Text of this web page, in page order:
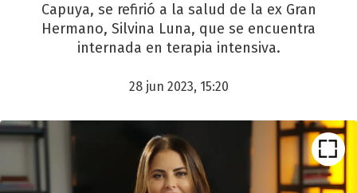
Capuya, se refirió a la salud de la ex Gran
Hermano, Silvina Luna, que se encuentra
internada en terapia intensiva.
28 jun 2023, 15:20